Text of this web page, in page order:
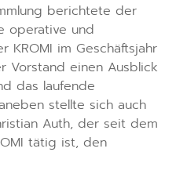
berichtete der
operative und
KROMI im Geschäftsjahr
Vorstand einen Ausblick
das laufende
stellte sich auch
Auth, der seit dem
tätig ist, den